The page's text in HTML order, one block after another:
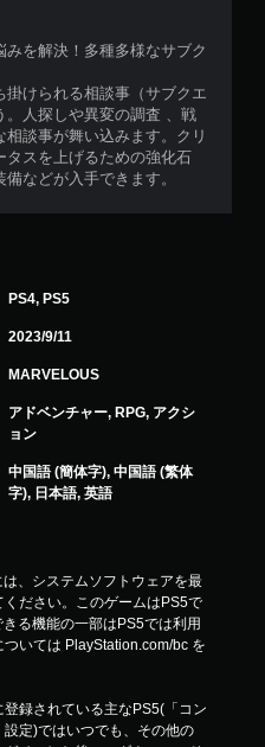
を解決！多種多様なサブク
掛けられる相談事（サブクエ
。人探しや異変の調査 、戦
談事が舞い込みます。クリ
タスを上げるための強化石
などが入手できます。
PS4, PS5
2023/9/11
MARVELOUS
アドベンチャー, RPG, アクシ
ョン
中国語 (簡体字), 中国語 (繁体
字), 日本語, 英語
、システムソフトウェアを最
ださい。このゲームはPS5で
る機能の一部はPS5では利用
いては PlayStation.com/bc を
録されている主なPS5(「コン
定)ではいつでも、その他の